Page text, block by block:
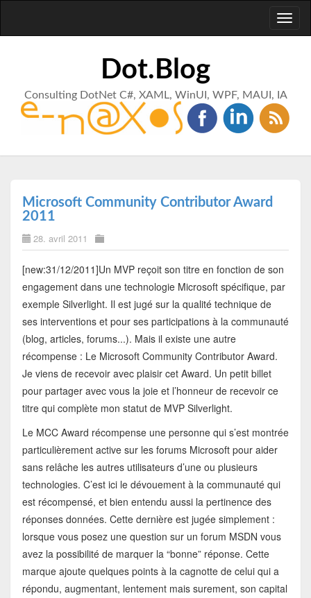
Dot.Blog
Consulting DotNet C#, XAML, WinUI, WPF, MAUI, IA
Microsoft Community Contributor Award
2011
28. avril 2011
[new:31/12/2011]Un MVP reçoit son titre en fonction de son
engagement dans une technologie Microsoft spécifique, par
exemple Silverlight. Il est jugé sur la qualité technique de
ses interventions et pour ses participations à la communauté
(blog, articles, forums...). Mais il existe une autre
récompense : Le Microsoft Community Contributor Award.
Je viens de recevoir avec plaisir cet Award. Un petit billet
pour partager avec vous la joie et l’honneur de recevoir ce
titre qui complète mon statut de MVP Silverlight.
Le MCC Award récompense une personne qui s’est montrée
particulièrement active sur les forums Microsoft pour aider
sans relâche les autres utilisateurs d’une ou plusieurs
technologies. C’est ici le dévouement à la communauté qui
est récompensé, et bien entendu aussi la pertinence des
réponses données. Cette dernière est jugée simplement :
lorsque vous posez une question sur un forum MSDN vous
avez la possibilité de marquer la “bonne” réponse. Cette
marque ajoute quelques points à la cagnotte de celui qui a
répondu, augmentant, lentement mais surement, son capital